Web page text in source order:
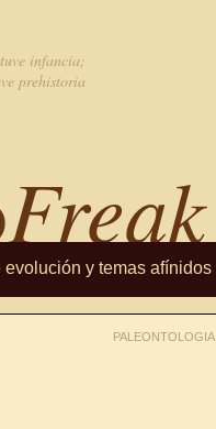
infancia;
prehistoria
Freak
evolución y temas afínidos
PALEONTOLOGIA